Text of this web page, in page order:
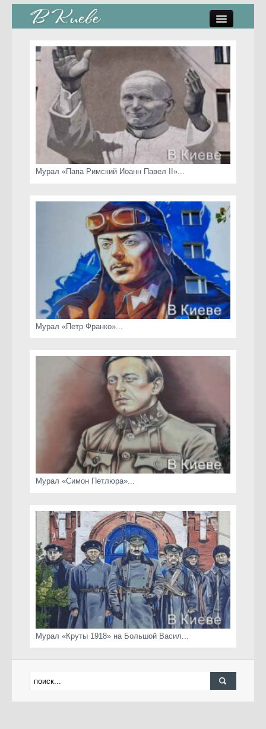
стрит-арт
коты Киева
скамейки
часы Киева
Мурал «Папа Римский Иоанн Павел II»...
Мурал «Петр Франко»...
Мурал «Симон Петлюра»...
Мурал «Круты 1918» на Большой Васил...